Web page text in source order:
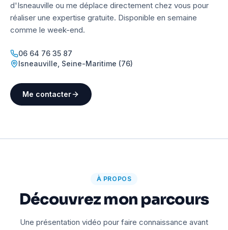
d'Isneauville ou me déplace directement chez vous pour
réaliser une expertise gratuite. Disponible en semaine
comme le week-end.
06 64 76 35 87
Isneauville Seine-Maritime (76)
Me contacter
À PROPOS
Découvrez mon parcours
Une présentation vidéo pour faire connaissance avant